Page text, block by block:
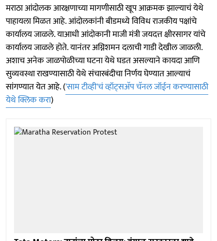
मराठा आंदोलक आरक्षणाच्या मागणीसाठी खूप आक्रमक झाल्याचं येथे
पाहायला मिळत आहे. आंदोलकांनी बीडमध्ये विविध राजकीय पक्षांचे
कार्यालय जाळले. याआधी आंदोकानी माजी मंत्री जयदत्त क्षीरसागर यांचे
कार्यालय जाळले होते. यानंतर अग्निशमन दलाची गाडी देखील जाळली.
अशाच अनेक जाळपोळीच्या घटना येथे घडत असल्याने कायदा आणि
सुव्यवस्था राखण्यासाठी येथे संचारबंदीचा निर्णय घेण्यात आल्याचं
सांगण्यात येत आहे. ('साम टीव्ही'चं व्हॉट्सअ‍ॅप चॅनल जॉईन करण्यासाठी
येथे क्लिक करा)